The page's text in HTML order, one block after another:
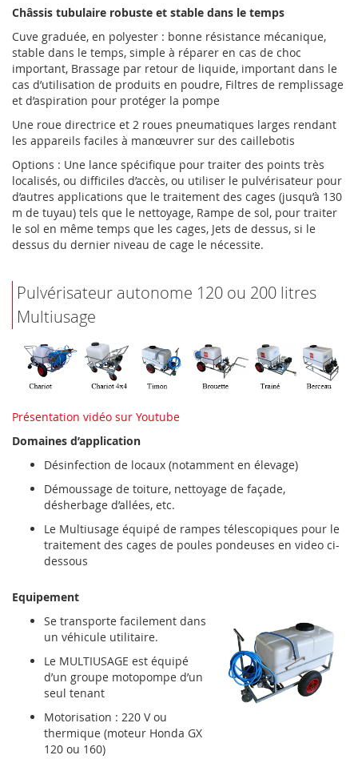
Châssis tubulaire robuste et stable dans le temps
Cuve graduée, en polyester : bonne résistance mécanique,
stable dans le temps, simple à réparer en cas de choc
important, Brassage par retour de liquide, important dans le
cas d’utilisation de produits en poudre, Filtres de remplissage
et d’aspiration pour protéger la pompe
Une roue directrice et 2 roues pneumatiques larges rendant
les appareils faciles à manœuvrer sur des caillebotis
Options : Une lance spécifique pour traiter des points très
localisés, ou difficiles d’accès, ou utiliser le pulvérisateur pour
d’autres applications que le traitement des cages (jusqu’à 130
m de tuyau) tels que le nettoyage, Rampe de sol, pour traiter
le sol en même temps que les cages, Jets de dessus, si le
dessus du dernier niveau de cage le nécessite.
Pulvérisateur autonome 120 ou 200 litres
Multiusage
Présentation vidéo sur Youtube
Domaines d’application
Désinfection de locaux (notamment en élevage)
Démoussage de toiture, nettoyage de façade,
désherbage d’allées, etc.
Le Multiusage équipé de rampes télescopiques pour le
traitement des cages de poules pondeuses en video ci-
dessous
Equipement
Se transporte facilement dans
un véhicule utilitaire.
Le MULTIUSAGE est équipé
d’un groupe motopompe d’un
seul tenant
Motorisation : 220 V ou
thermique (moteur Honda GX
120 ou 160)